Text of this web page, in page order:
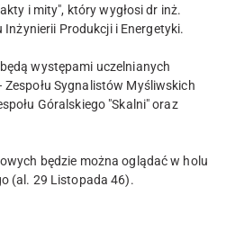
i mity", który wygłosi dr inż.
Inżynierii Produkcji i Energetyki.
występami uczelnianych
Sygnalistów Myśliwskich
Góralskiego "Skalni" oraz
będzie można oglądać w holu
(al. 29 Listopada 46).